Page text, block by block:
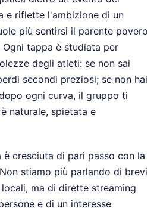
e riflette l'ambizione di un
più sentirsi il parente povero
tappa è studiata per
degli atleti: se non sai
secondi preziosi; se non hai
ogni curva, il gruppo ti
naturale, spietata e
cresciuta di pari passo con la
stiamo più parlando di brevi
ma di dirette streaming
e di un interesse